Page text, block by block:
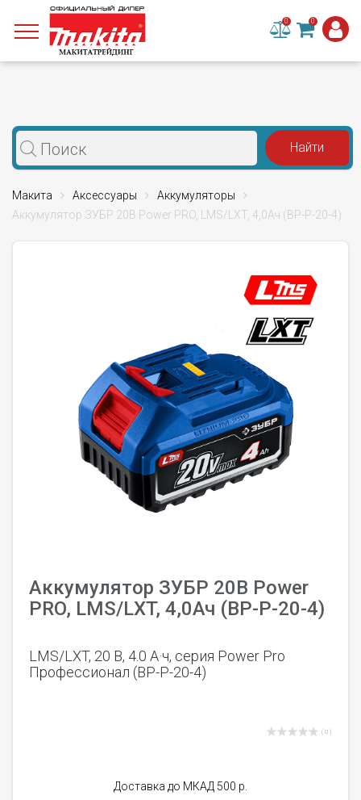
0 0
Макита Аксессуары
Аккумуляторы
Аккумулятор ЗУБР 20В Power PRO, LMS/LXT, 4,0Ач (BP-P-20-4)
Аккумулятор ЗУБР 20В Power
PRO, LMS/LXT, 4,0Ач (BP-P-20-4)
LMS/LXT, 20 В, 4.0 А·ч, серия Power Pro
Профессионал (BP-P-20-4)
( 0 )
Доставка до МКАД 500 р.